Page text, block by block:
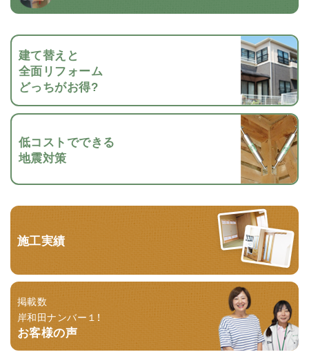
建て替えと
全面リフォーム
どっちがお得?
低コストでできる
地震対策
施工実績
掲載数
岸和田ナンバー１！
お客様の声